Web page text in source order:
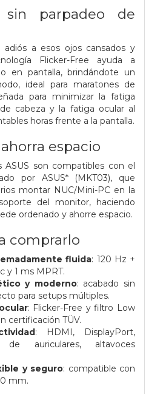
sin parpadeo de
adiós a esos ojos cansados ​​y
Flicker-Free ayuda a
en pantalla, brindándote un
ideal para maratones de
para minimizar la fatiga
cabeza y la fatiga ocular al
horas frente a la pantalla.
espacio
ASUS son compatibles con el
por ASUS* (MKT03), que
montar NUC/Mini-PC en la
del monitor, haciendo
ordenado y ahorre espacio.
comprarlo
fluida: 120 Hz +
y 1 ms MPRT.
y moderno: acabado sin
para setups múltiples.
: Flicker-Free y filtro Low
certificación TÜV.
: HDMI, DisplayPort,
auriculares, altavoces
y seguro: compatible con
mm.